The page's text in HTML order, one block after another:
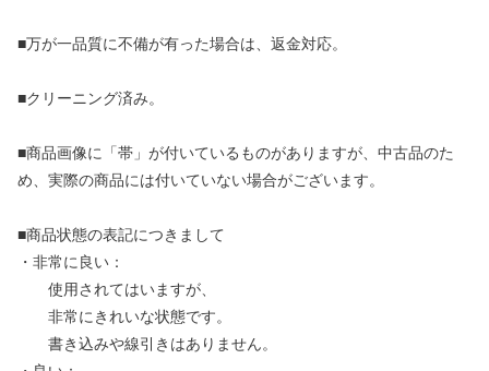
■万が一品質に不備が有った場合は、返金対応。
■クリーニング済み。
■商品画像に「帯」が付いているものがありますが、中古品のた
め、実際の商品には付いていない場合がございます。
■商品状態の表記につきまして
・非常に良い：
使用されてはいますが、
非常にきれいな状態です。
書き込みや線引きはありません。